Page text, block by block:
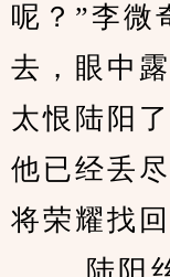
呢？”李微
去，眼中
太恨陆阳
他已经丢
将荣耀找回